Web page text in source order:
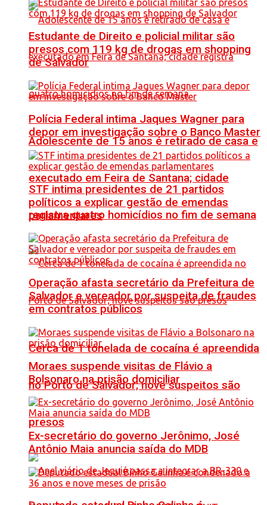
Adolescente de 15 anos é retirado de casa e
executado em Feira de Santana; cidade
registra quatro homicídios no fim de semana
Cerca de 1 tonelada de cocaína é apreendida
no Porto de Salvador; nove suspeitos são
presos
Estudante de Direito e policial militar são
presos com 119 kg de drogas em shopping
de Salvador
Polícia Federal intima Jaques Wagner para
depor em investigação sobre o Banco Master
STF intima presidentes de 21 partidos
políticos a explicar gestão de emendas
parlamentares
Operação afasta secretário da Prefeitura de
Salvador e vereador por suspeita de fraudes
em contratos públicos
Moraes suspende visitas de Flávio a
Bolsonaro na prisão domiciliar
Ex-secretário do governo Jerônimo, José
Antônio Maia anuncia saída do MDB